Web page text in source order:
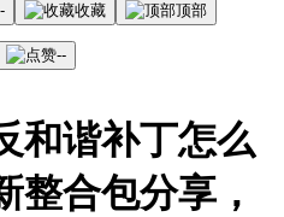
收藏 顶部
--
和谐补丁怎么
整合包分享，